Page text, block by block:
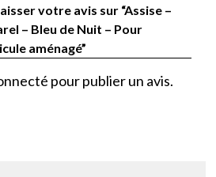
votre avis sur “Assise –
– Bleu de Nuit – Pour
aménagé”
pour publier un avis.